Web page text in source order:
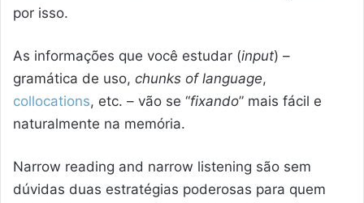
por isso.
As informações que você estudar (input) –
gramática de uso, chunks of language,
collocations, etc. – vão se “fixando” mais fácil e
naturalmente na memória.
Narrow reading and narrow listening são sem
dúvidas duas estratégias poderosas para quem